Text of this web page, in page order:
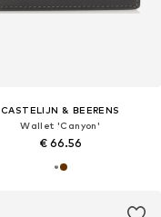
CASTELIJN & BEERENS
Wallet 'Canyon'
€ 66.56